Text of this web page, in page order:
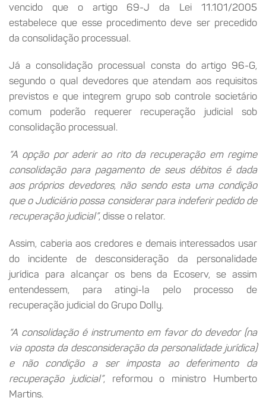
vencido que o artigo 69-J da Lei 11.101/2005
estabelece que esse procedimento deve ser precedido
da consolidação processual.
Já a consolidação processual consta do artigo 96-G,
segundo o qual devedores que atendam aos requisitos
previstos e que integrem grupo sob controle societário
comum poderão requerer recuperação judicial sob
consolidação processual.
“A opção por aderir ao rito da recuperação em regime
consolidação para pagamento de seus débitos é dada
aos próprios devedores, não sendo esta uma condição
que o Judiciário possa considerar para indeferir pedido de
recuperação judicial”, disse o relator.
Assim, caberia aos credores e demais interessados usar
do incidente de desconsideração da personalidade
jurídica para alcançar os bens da Ecoserv, se assim
entendessem, para atingi-la pelo processo de
recuperação judicial do Grupo Dolly.
“A consolidação é instrumento em favor do devedor (na
via oposta da desconsideração da personalidade jurídica)
e não condição a ser imposta ao deferimento da
recuperação judicial”, reformou o ministro Humberto
Martins.